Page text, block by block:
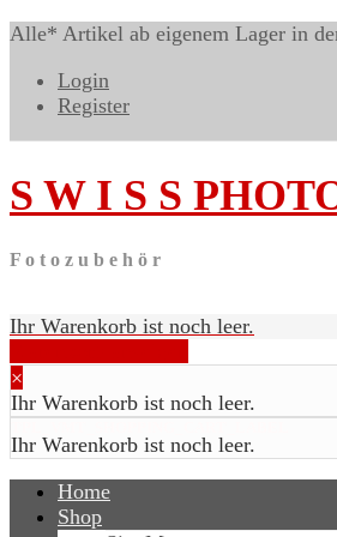
Alle* Artikel ab eigenem Lager in
Login
Register
S W I S S
F o t o z u b e h ö r
Ihr Warenkorb ist noch leer.
×
Ihr Warenkorb ist noch leer.
Ihr Warenkorb ist noch leer.
Home
Shop